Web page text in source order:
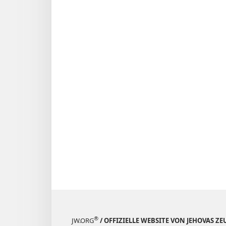
JW.ORG® / OFFIZIELLE WEBSITE VON JEHOVAS